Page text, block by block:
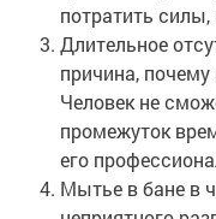
потратить
Длительное
причина,
Человек не
промежуток
его
Мытье в бане в